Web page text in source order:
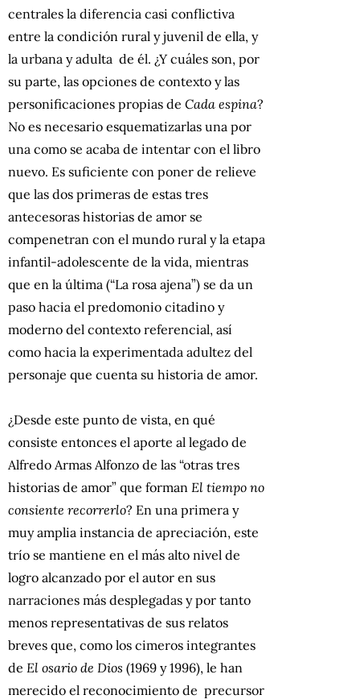
centrales la diferencia casi conflictiva
entre la condición rural y juvenil de ella, y
la urbana y adulta de él. ¿Y cuáles son, por
su parte, las opciones de contexto y las
personificaciones propias de Cada espina?
No es necesario esquematizarlas una por
una como se acaba de intentar con el libro
nuevo. Es suficiente con poner de relieve
que las dos primeras de estas tres
antecesoras historias de amor se
compenetran con el mundo rural y la etapa
infantil-adolescente de la vida, mientras
que en la última (“La rosa ajena”) se da un
paso hacia el predomonio citadino y
moderno del contexto referencial, así
como hacia la experimentada adultez del
personaje que cuenta su historia de amor.
¿Desde este punto de vista, en qué
consiste entonces el aporte al legado de
Alfredo Armas Alfonzo de las “otras tres
historias de amor” que forman El tiempo no
consiente recorrerlo? En una primera y
muy amplia instancia de apreciación, este
trío se mantiene en el más alto nivel de
logro alcanzado por el autor en sus
narraciones más desplegadas y por tanto
menos representativas de sus relatos
breves que, como los cimeros integrantes
de El osario de Dios (1969 y 1996), le han
merecido el reconocimiento de precursor